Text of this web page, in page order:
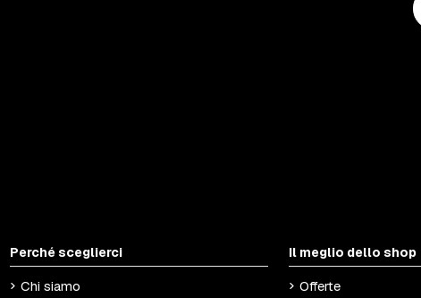
Perché sceglierci
Chi siamo
Il meglio dello shop
Offerte